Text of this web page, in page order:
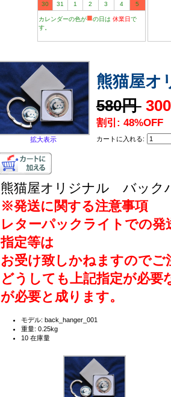
30
31 1 2 3 4 5
カレンダーの色が■の日は 休業日で
す。
拡大表示
熊猫屋
580円
割引: 48%OFF
カートに入れる:
熊猫屋オリジナル バック
※発送に関する注意事項
レターパックライトでの発
指定等は
お受け致しかねますのでご
どうしても上記指定が必要
が必要と成ります。
モデル: back_hanger_001
重量: 0.25kg
10 在庫量